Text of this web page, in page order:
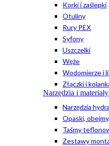
Korki i zaślepki
Otuliny
Rury PEX
Syfony
Uszczelki
Węże
Wodomierze i
Złączki i
Narzędzia i
Narzędzia
Opaski,
Taśmy
Zestawy